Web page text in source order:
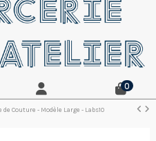
0
de Couture - Modèle Large - Labs10